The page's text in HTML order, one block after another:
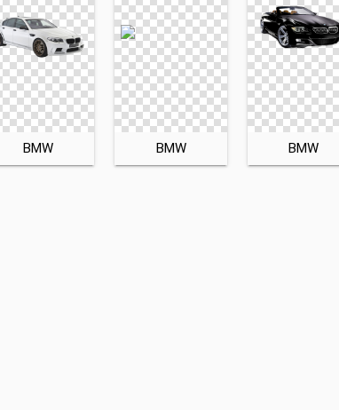
BMW BMW BMW